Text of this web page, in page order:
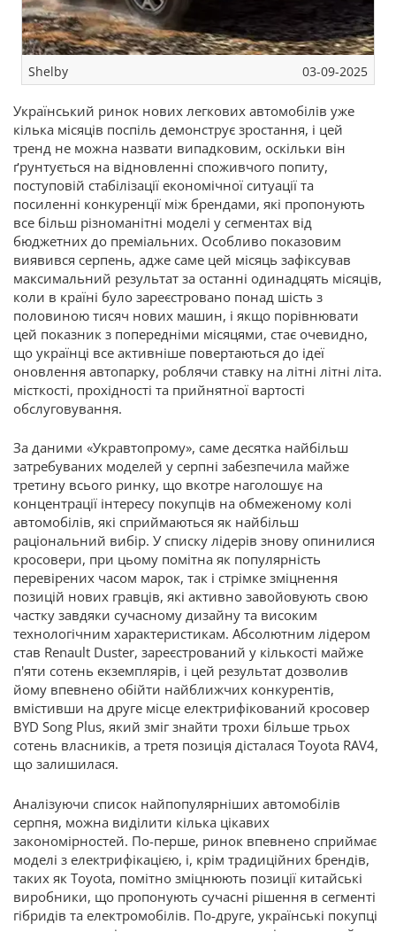
Shelby 03-09-2025
Український ринок нових легкових автомобілів уже
кілька місяців поспіль демонструє зростання, і цей
тренд не можна назвати випадковим, оскільки він
ґрунтується на відновленні споживчого попиту,
поступовій стабілізації економічної ситуації та
посиленні конкуренції між брендами, які пропонують
все більш різноманітні моделі у сегментах від
бюджетних до преміальних. Особливо показовим
виявився серпень, адже саме цей місяць зафіксував
максимальний результат за останні одинадцять місяців,
коли в країні було зареєстровано понад шість з
половиною тисяч нових машин, і якщо порівнювати
цей показник з попередніми місяцями, стає очевидно,
що українці все активніше повертаються до ідеї
оновлення автопарку, роблячи ставку на літні літні літа.
місткості, прохідності та прийнятної вартості
обслуговування.
За даними «Укравтопрому», саме десятка найбільш
затребуваних моделей у серпні забезпечила майже
третину всього ринку, що вкотре наголошує на
концентрації інтересу покупців на обмеженому колі
автомобілів, які сприймаються як найбільш
раціональний вибір. У списку лідерів знову опинилися
кросовери, при цьому помітна як популярність
перевірених часом марок, так і стрімке зміцнення
позицій нових гравців, які активно завойовують свою
частку завдяки сучасному дизайну та високим
технологічним характеристикам. Абсолютним лідером
став Renault Duster, зареєстрований у кількості майже
п'яти сотень екземплярів, і цей результат дозволив
йому впевнено обійти найближчих конкурентів,
вмістивши на друге місце електрифікований кросовер
BYD Song Plus, який зміг знайти трохи більше трьох
сотень власників, а третя позиція дісталася Toyota RAV4,
що залишилася.
Аналізуючи список найпопулярніших автомобілів
серпня, можна виділити кілька цікавих
закономірностей. По-перше, ринок впевнено сприймає
моделі з електрифікацією, і, крім традиційних брендів,
таких як Toyota, помітно зміцнюють позиції китайські
виробники, що пропонують сучасні рішення в сегменті
гібридів та електромобілів. По-друге, українські покупці